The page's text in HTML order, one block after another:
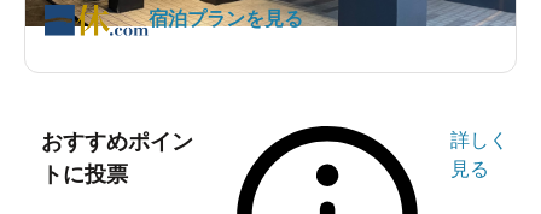
宿泊プランを見る
おすすめポイン
トに投票
詳しく
見る